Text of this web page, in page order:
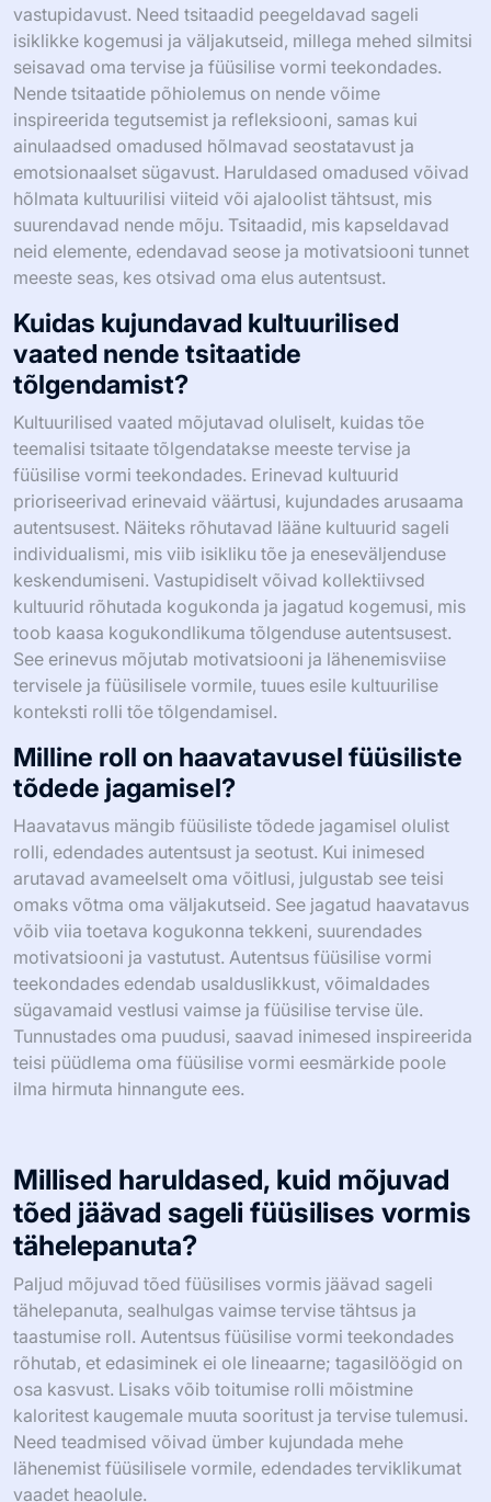
vastupidavust. Need tsitaadid peegeldavad sageli
isiklikke kogemusi ja väljakutseid, millega mehed silmitsi
seisavad oma tervise ja füüsilise vormi teekondades.
Nende tsitaatide põhiolemus on nende võime
inspireerida tegutsemist ja refleksiooni, samas kui
ainulaadsed omadused hõlmavad seostatavust ja
emotsionaalset sügavust. Haruldased omadused võivad
hõlmata kultuurilisi viiteid või ajaloolist tähtsust, mis
suurendavad nende mõju. Tsitaadid, mis kapseldavad
neid elemente, edendavad seose ja motivatsiooni tunnet
meeste seas, kes otsivad oma elus autentsust.
Kuidas kujundavad kultuurilised
vaated nende tsitaatide
tõlgendamist?
Kultuurilised vaated mõjutavad oluliselt, kuidas tõe
teemalisi tsitaate tõlgendatakse meeste tervise ja
füüsilise vormi teekondades. Erinevad kultuurid
prioriseerivad erinevaid väärtusi, kujundades arusaama
autentsusest. Näiteks rõhutavad lääne kultuurid sageli
individualismi, mis viib isikliku tõe ja eneseväljenduse
keskendumiseni. Vastupidiselt võivad kollektiivsed
kultuurid rõhutada kogukonda ja jagatud kogemusi, mis
toob kaasa kogukondlikuma tõlgenduse autentsusest.
See erinevus mõjutab motivatsiooni ja lähenemisviise
tervisele ja füüsilisele vormile, tuues esile kultuurilise
konteksti rolli tõe tõlgendamisel.
Milline roll on haavatavusel füüsiliste
tõdede jagamisel?
Haavatavus mängib füüsiliste tõdede jagamisel olulist
rolli, edendades autentsust ja seotust. Kui inimesed
arutavad avameelselt oma võitlusi, julgustab see teisi
omaks võtma oma väljakutseid. See jagatud haavatavus
võib viia toetava kogukonna tekkeni, suurendades
motivatsiooni ja vastutust. Autentsus füüsilise vormi
teekondades edendab usalduslikkust, võimaldades
sügavamaid vestlusi vaimse ja füüsilise tervise üle.
Tunnustades oma puudusi, saavad inimesed inspireerida
teisi püüdlema oma füüsilise vormi eesmärkide poole
ilma hirmuta hinnangute ees.
Millised haruldased, kuid mõjuvad
tõed jäävad sageli füüsilises vormis
tähelepanuta?